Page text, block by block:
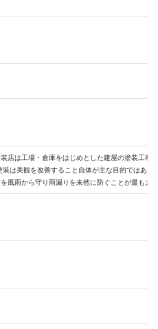
店は工場・倉庫をはじめとした建屋の塗装工事
装は美観を改善すること自体が主な目的ではあり
風雨から守り雨漏りを未然に防ぐことが最も大